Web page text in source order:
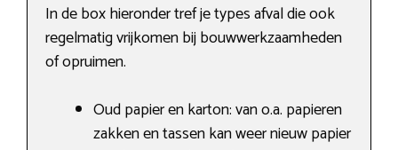
In de box hieronder tref je types afval die ook
regelmatig vrijkomen bij bouwwerkzaamheden
of opruimen.
Oud papier en karton: van o.a. papieren
zakken en tassen kan weer nieuw papier